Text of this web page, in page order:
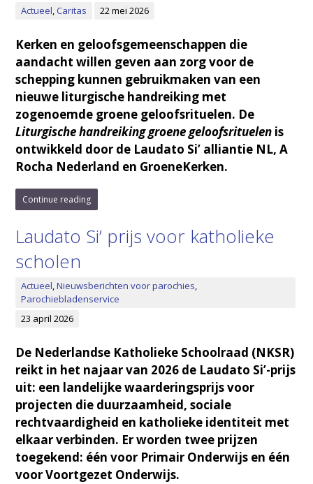
Actueel,Caritas 22 mei 2026
Kerken en geloofsgemeenschappen die
aandacht willen geven aan zorg voor de
schepping kunnen gebruikmaken van een
nieuwe liturgische handreiking met
zogenoemde groene geloofsrituelen. De
Liturgische handreiking groene geloofsrituelen is
ontwikkeld door de Laudato Si’ alliantie NL, A
Rocha Nederland en GroeneKerken.
Continue reading
Laudato Si’ prijs voor katholieke
scholen
Actueel,Nieuwsberichten voor parochies,
Parochiebladenservice
23 april 2026
De Nederlandse Katholieke Schoolraad (NKSR)
reikt in het najaar van 2026 de Laudato Si’-prijs
uit: een landelijke waarderingsprijs voor
projecten die duurzaamheid, sociale
rechtvaardigheid en katholieke identiteit met
elkaar verbinden. Er worden twee prijzen
toegekend: één voor Primair Onderwijs en één
voor Voortgezet Onderwijs.